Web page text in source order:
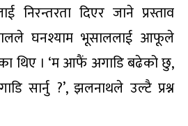
निरन्तरता दिएर जाने प्रस्ताव
घनश्याम भूसाललाई आफूले
थिए । ‘म आफैं अगाडि बढेको छु,
सार्नु ?’, झलनाथले उल्टै प्रश्न